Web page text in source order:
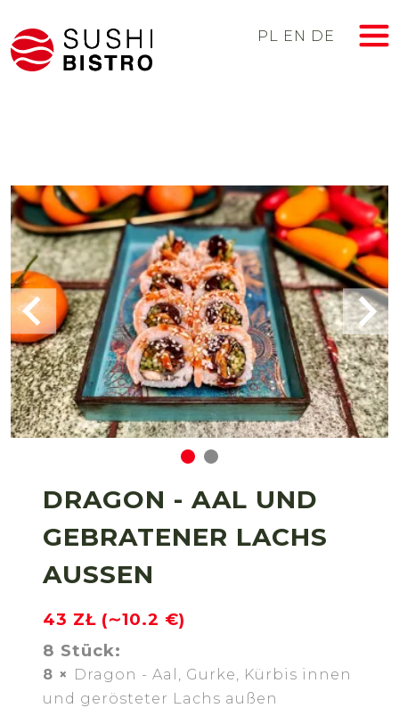
PL EN DE
DRAGON - AAL UND
GEBRATENER LACHS
AUSSEN
43 ZŁ (∼10.2 €)
8 Stück:
8 × Dragon - Aal, Gurke, Kürbis innen
und gerösteter Lachs außen